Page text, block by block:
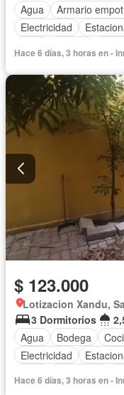
Agua
Armario
Electricidad
Hace 6 días, 3 horas en -
$ 123.000
Lotizacion Xandu,
3 Dormitorios
Agua
Bodega
Electricidad
Hace 6 días, 3 horas en -